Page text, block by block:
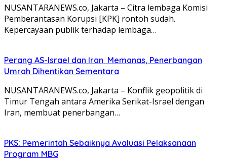
NUSANTARANEWS.co, Jakarta – Citra lembaga Komisi
Pemberantasan Korupsi [KPK] rontoh sudah.
Kepercayaan publik terhadap lembaga…
Perang AS-Israel dan Iran Memanas, Penerbangan
Umrah Dihentikan Sementara
NUSANTARANEWS.co, Jakarta – Konflik geopolitik di
Timur Tengah antara Amerika Serikat-Israel dengan
Iran, membuat penerbangan…
PKS: Pemerintah Sebaiknya Avaluasi Pelaksanaan
Program MBG